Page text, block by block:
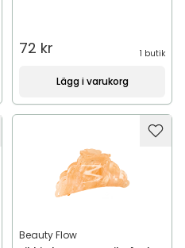
72 kr 1 butik
Lägg i varukorg
Beauty Flow